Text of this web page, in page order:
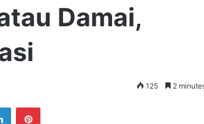
Damai,
125 2
LinkedInPinterest